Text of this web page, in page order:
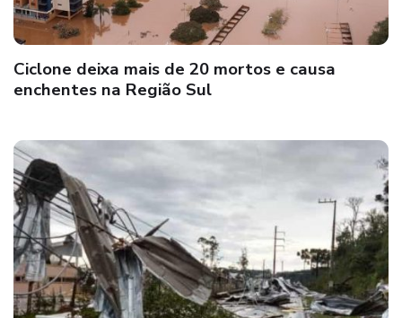
Ciclone deixa mais de 20 mortos e causa
enchentes na Região Sul